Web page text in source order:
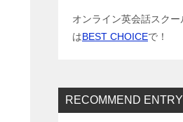
オンライン英会話スク
はBEST CHOICEで！
RECOMMEND ENTRY